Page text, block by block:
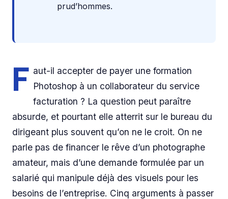
prud’hommes.
F aut-il accepter de payer une formation
Photoshop à un collaborateur du service
facturation ? La question peut paraître
absurde, et pourtant elle atterrit sur le bureau du
dirigeant plus souvent qu’on ne le croit. On ne
parle pas de financer le rêve d’un photographe
amateur, mais d’une demande formulée par un
salarié qui manipule déjà des visuels pour les
besoins de l’entreprise. Cinq arguments à passer